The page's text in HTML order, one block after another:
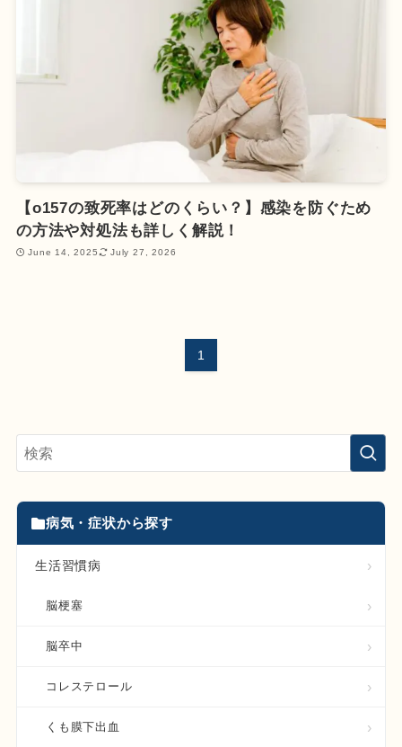
【o157の致死率はどのくらい？】感染を防ぐため
の方法や対処法も詳しく解説！
June 14, 2025 July 27, 2026
1
病気・症状から探す
生活習慣病
脳梗塞
脳卒中
コレステロール
くも膜下出血